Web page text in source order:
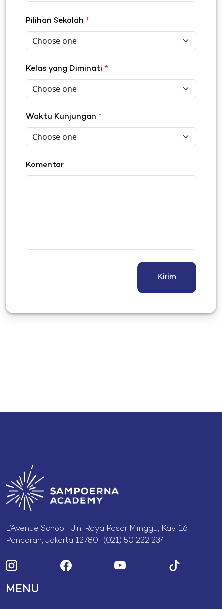
Pilihan Sekolah *
Kelas yang Diminati *
Waktu Kunjungan *
Komentar
Kirim
L’Avenue School Jln. Raya Pasar Minggu, Kav. 16
Pancoran, Jakarta 12780 (021) 50 222 234
MENU